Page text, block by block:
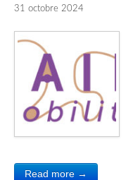
31 octobre 2024
Read more →